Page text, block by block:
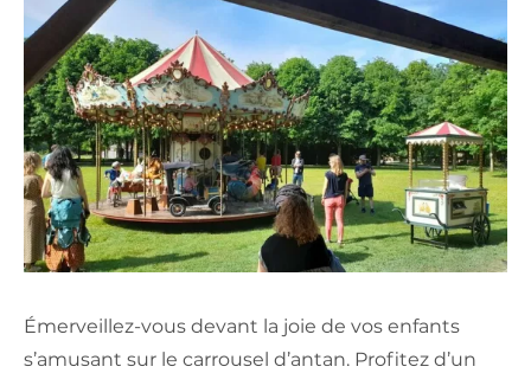
Émerveillez-vous devant la joie de vos enfants
s’amusant sur le carrousel d’antan. Profitez d’un